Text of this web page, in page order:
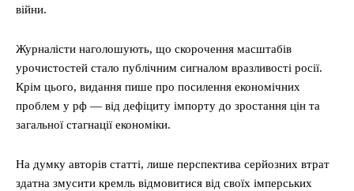
війни.
Журналісти наголошують, що скорочення масштабів
урочистостей стало публічним сигналом вразливості росії.
Крім цього, видання пише про посилення економічних
проблем у рф — від дефіциту імпорту до зростання цін та
загальної стагнації економіки.
На думку авторів статті, лише перспектива серйозних втрат
здатна змусити кремль відмовитися від своїх імперських